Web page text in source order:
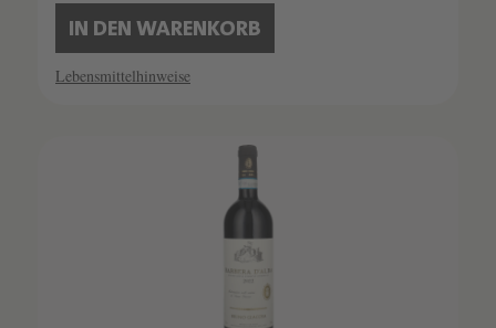
IN DEN WARENKORB
Lebensmittelhinweise